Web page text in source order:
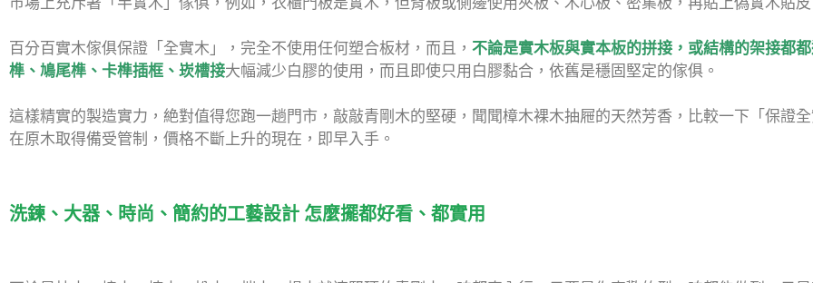
百分百實木傢俱保證「全實木」，完全不使用任何塑合板材，而且， 不論是實木板與實本板的拼接，或結構的架接都
榫、鳩尾榫、卡榫插框、崁槽接大幅減少白膠的使用，而且即使只用白膠黏合，依舊是穩固堅定的傢俱。
這樣精實的製造實力，絶對值得您跑一趟門市，敲敲青剛木的堅硬，聞聞樟木裸木抽屜的天然芳香，比較一下「保證
在原木取得備受管制，價格不斷上升的現在，即早入手。
洗鍊、大器、時尚、簡約的工藝設計 怎麼擺都好看、都實用